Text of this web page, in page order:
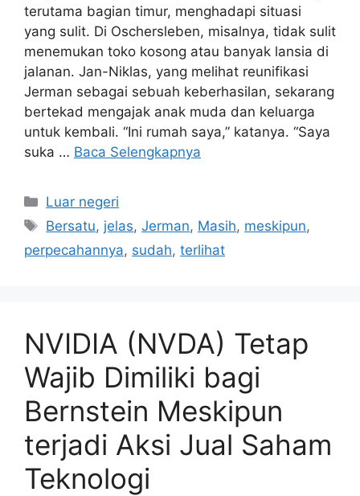
terutama bagian timur, menghadapi situasi
yang sulit. Di Oschersleben, misalnya, tidak sulit
menemukan toko kosong atau banyak lansia di
jalanan. Jan-Niklas, yang melihat reunifikasi
Jerman sebagai sebuah keberhasilan, sekarang
bertekad mengajak anak muda dan keluarga
untuk kembali. “Ini rumah saya,” katanya. “Saya
suka … Baca Selengkapnya
Kategori
Luar negeri
Tag
Bersatu, jelas,Jerman, Masih, meskipun,
perpecahannya, sudah, terlihat
NVIDIA (NVDA) Tetap
Wajib Dimiliki bagi
Bernstein Meskipun
terjadi Aksi Jual Saham
Teknologi